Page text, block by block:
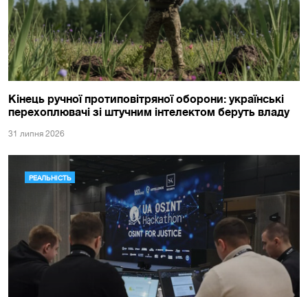
Кінець ручної протиповітряної оборони: українські
перехоплювачі зі штучним інтелектом беруть владу
31 липня 2026
РЕАЛЬНІСТЬ